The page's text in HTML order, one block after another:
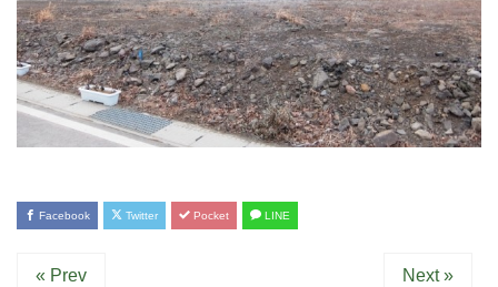
Facebook Twitter Pocket LINE
« Prev Next »